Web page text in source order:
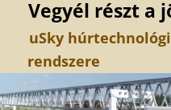
Vegyél részt a
uSky
rendszere